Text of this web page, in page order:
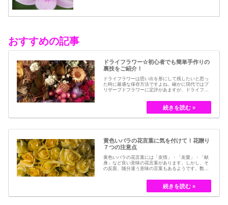
おすすめの記事
ドライフラワー☆初心者でも簡単手作りの
裏技をご紹介！
ドライフラワーは思い出を形にして残したいと思っ
た時に最適な保存方法ですよね。確かに現代ではブ
リザーブドフラワーに定評があますが、ドライフラ
とつです。結婚式のブーケなどに使われた花など、
今では押し花のサービスが有名ですが、昔はドライ
フラワーでも保存されてきました。30代以降の…
黄色いバラの花言葉に気を付けて！花贈り
７つの注意点
黄色いバラの花言葉には「友情」・「友愛」・「献
身」など良い意味の花言葉があります。しかし、そ
の反面、随分違う意味の言葉もあるようです。数多
ローズである「ハイブリット・ティー」の中には、
黄色のバラというのは、存在していませんでした。
しかし、フランスの園芸家ジョセフ・ペルネ＝デ…